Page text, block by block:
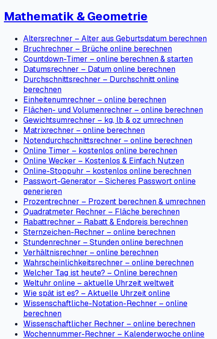
Mathematik & Geometrie
Altersrechner – Alter aus Geburtsdatum berechnen
Bruchrechner – Brüche online berechnen
Countdown-Timer – online berechnen & starten
Datumsrechner – Datum online berechnen
Durchschnittsrechner – Durchschnitt online
berechnen
Einheitenumrechner – online berechnen
Flächen- und Volumenrechner – online berechnen
Gewichtsumrechner – kg, lb & oz umrechnen
Matrixrechner – online berechnen
Notendurchschnittsrechner – online berechnen
Online Timer – kostenlos online berechnen
Online Wecker – Kostenlos & Einfach Nutzen
Online-Stoppuhr – kostenlos online berechnen
Passwort-Generator – Sicheres Passwort online
generieren
Prozentrechner – Prozent berechnen & umrechnen
Quadratmeter Rechner – Fläche berechnen
Rabattrechner – Rabatt & Endpreis berechnen
Sternzeichen-Rechner – online berechnen
Stundenrechner – Stunden online berechnen
Verhältnisrechner – online berechnen
Wahrscheinlichkeitsrechner – online berechnen
Welcher Tag ist heute? – Online berechnen
Weltuhr online – aktuelle Uhrzeit weltweit
Wie spät ist es? – Aktuelle Uhrzeit online
Wissenschaftliche-Notation-Rechner – online
berechnen
Wissenschaftlicher Rechner – online berechnen
Wochennummer-Rechner – Kalenderwoche online